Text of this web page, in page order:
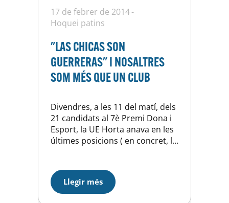
17 de febrer de 2014
Hoquei patins
"LAS CHICAS SON
GUERRERAS" I NOSALTRES
SOM MÉS QUE UN CLUB
Divendres, a les 11 del matí, dels
21 candidats al 7è Premi Dona i
Esport, la UE Horta anava en les
últimes posicions ( en concret, l’
a la pàgina web i, en poc més de
48 hores, estem en ……. la quarta
posició,…
Llegir més